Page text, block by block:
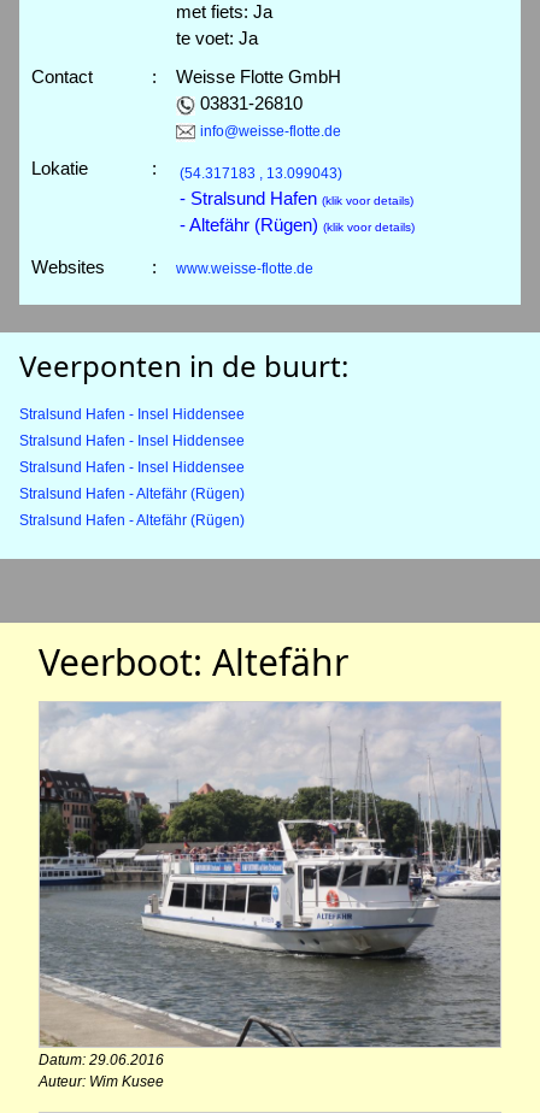
met fiets: Ja
te voet: Ja
Contact
:
Weisse Flotte GmbH
03831-26810
info@weisse-flotte.de
Lokatie : (54.317183 , 13.099043)
- Stralsund Hafen (klik voor details)
- Altefähr (Rügen) (klik voor details)
Websites : www.weisse-flotte.de
Veerponten in de buurt:
Stralsund Hafen - Insel Hiddensee
Stralsund Hafen - Insel Hiddensee
Stralsund Hafen - Insel Hiddensee
Stralsund Hafen - Altefähr (Rügen)
Stralsund Hafen - Altefähr (Rügen)
Veerboot: Altefähr
Datum: 29.06.2016
Auteur: Wim Kusee